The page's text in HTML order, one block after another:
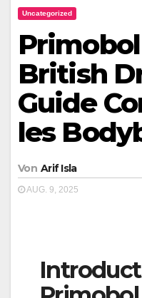
Uncategorized
British
Guide
les
Von Arif Isla
AUG. 9, 2025